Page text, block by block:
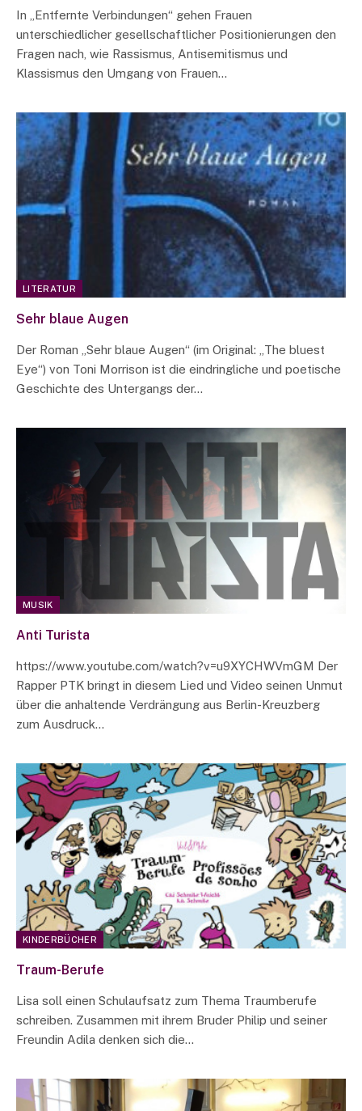
In „Entfernte Verbindungen“ gehen Frauen
unterschiedlicher gesellschaftlicher Positionierungen den
Fragen nach, wie Rassismus, Antisemitismus und
Klassismus den Umgang von Frauen…
LITERATUR
Sehr blaue Augen
Der Roman „Sehr blaue Augen“ (im Original: „The bluest
Eye“) von Toni Morrison ist die eindringliche und poetische
Geschichte des Untergangs der…
MUSIK
Anti Turista
https://www.youtube.com/watch?v=u9XYCHWVmGM Der
Rapper PTK bringt in diesem Lied und Video seinen Unmut
über die anhaltende Verdrängung aus Berlin-Kreuzberg
zum Ausdruck…
KINDERBÜCHER
Traum-Berufe
Lisa soll einen Schulaufsatz zum Thema Traumberufe
schreiben. Zusammen mit ihrem Bruder Philip und seiner
Freundin Adila denken sich die…